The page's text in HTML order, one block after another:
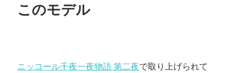
このモデル
ニッコール千夜一夜物語 第二夜で取り上げられて